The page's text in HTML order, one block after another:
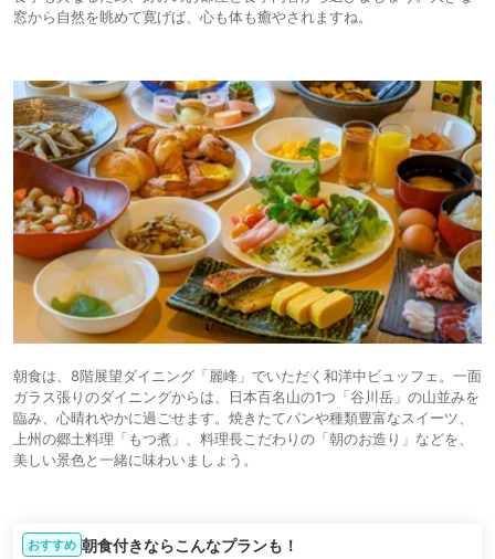
窓から自然を眺めて寛げば、心も体も癒やされますね。
朝食は、8階展望ダイニング「麗峰」でいただく和洋中ビュッフェ。一面
ガラス張りのダイニングからは、日本百名山の1つ「谷川岳」の山並みを
臨み、心晴れやかに過ごせます。焼きたてパンや種類豊富なスイーツ、
上州の郷土料理「もつ煮」、料理長こだわりの「朝のお造り」などを、
美しい景色と一緒に味わいましょう。
おすすめ 朝食付きならこんなプランも！